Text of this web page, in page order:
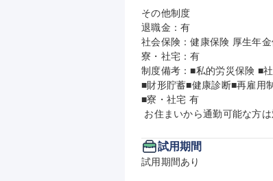
その他制度
退職金：有
社会保険：健康保険 厚生年
寮・社宅：有
制度備考：■私的労災保険 ■
■財形貯蓄■健康診断■再雇用
■寮・社宅 有
お住まいから通勤可能な方は
試用期間
試用期間あり